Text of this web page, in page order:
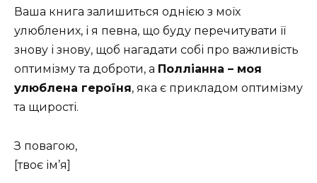
Ваша книга залишиться однією з моїх
улюблених, і я певна, що буду перечитувати її
знову і знову, щоб нагадати собі про важливість
оптимізму та доброти, а Полліанна – моя
улюблена героїня, яка є прикладом оптимізму
та щирості.
З повагою,
[твоє ім’я]